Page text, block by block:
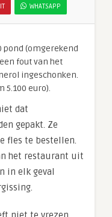
WHATSAPP
pond (omgerekend
fout van het
ingeschonken.
5.100 euro).
dat
gepakt. Ze
fles te bestellen.
het restaurant uit
in elk geval